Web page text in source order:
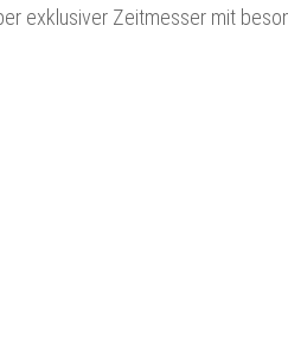
exklusiver Zeitmesser mit